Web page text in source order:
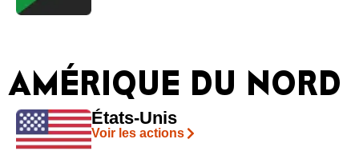
AMÉRIQUE DU NORD
États-Unis
Voir les actions